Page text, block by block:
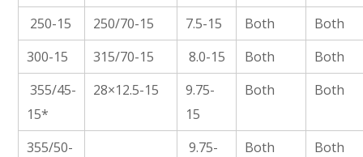
250-15 250/70-15 7.5-15 Both
Both
300-15
315/70-15 8.0-15 Both
Both
355/45-
15*
28×12.5-15
9.75-
15
Both Both
355/50-
9.75-
Both Both